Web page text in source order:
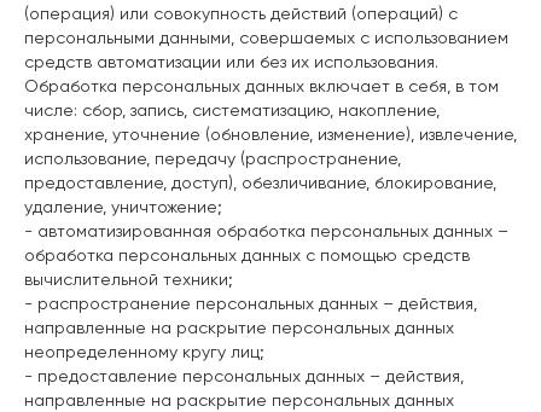
(операция) или совокупность действий (операций) с
персональными данными, совершаемых с использованием
средств автоматизации или без их использования.
Обработка персональных данных включает в себя, в том
числе: сбор, запись, систематизацию, накопление,
хранение, уточнение (обновление, изменение), извлечение,
использование, передачу (распространение,
предоставление, доступ), обезличивание, блокирование,
удаление, уничтожение;
- автоматизированная обработка персональных данных –
обработка персональных данных с помощью средств
вычислительной техники;
- распространение персональных данных – действия,
направленные на раскрытие персональных данных
неопределенному кругу лиц;
- предоставление персональных данных – действия,
направленные на раскрытие персональных данных